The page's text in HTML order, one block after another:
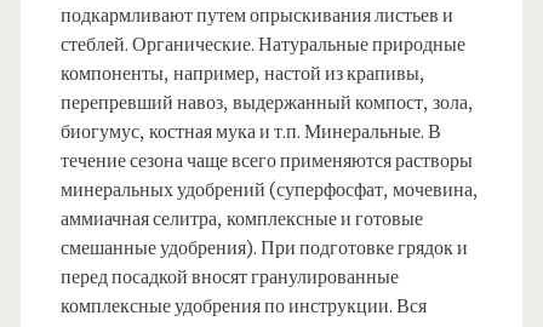
подкармливают путем опрыскивания листьев и
стеблей. Органические. Натуральные природные
компоненты, например, настой из крапивы,
перепревший навоз, выдержанный компост, зола,
биогумус, костная мука и т.п. Минеральные. В
течение сезона чаще всего применяются растворы
минеральных удобрений (суперфосфат, мочевина,
аммиачная селитра, комплексные и готовые
смешанные удобрения). При подготовке грядок и
перед посадкой вносят гранулированные
комплексные удобрения по инструкции. Вся